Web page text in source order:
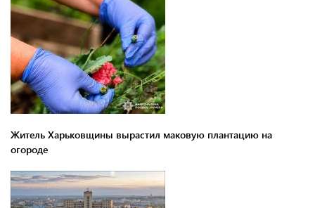
Житель Харьковщины вырастил маковую плантацию на
огороде